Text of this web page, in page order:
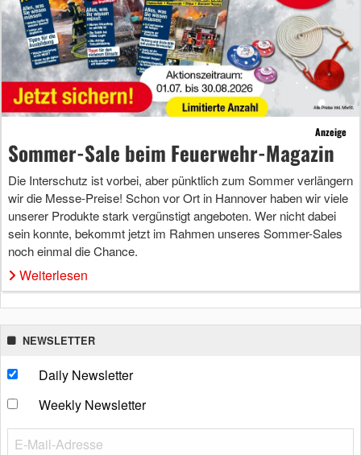
Anzeige
Sommer-Sale beim Feuerwehr-Magazin
Die Interschutz ist vorbei, aber pünktlich zum Sommer verlängern
wir die Messe-Preise! Schon vor Ort in Hannover haben wir viele
unserer Produkte stark vergünstigt angeboten. Wer nicht dabei
sein konnte, bekommt jetzt im Rahmen unseres Sommer-Sales
noch einmal die Chance.
Weiterlesen
NEWSLETTER
Daily Newsletter
Weekly Newsletter